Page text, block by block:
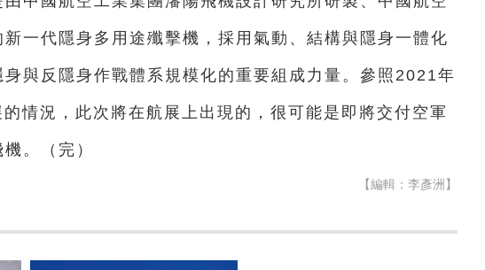
一代隱身多用途殲擊機，採用氣動、結構與隱身一體化
與反隱身作戰體系規模化的重要組成力量。參照2021年
情況，此次將在航展上出現的，很可能是即將交付空軍
。（完）
【編輯：李彥洲】